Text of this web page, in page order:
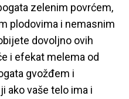
zelenim povrćem,
plodovima i nemasnim
dovoljno ovih
i efekat melema od
gvožđem i
ako vaše telo ima i